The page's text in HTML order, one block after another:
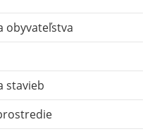
obyvateľstva
stavieb